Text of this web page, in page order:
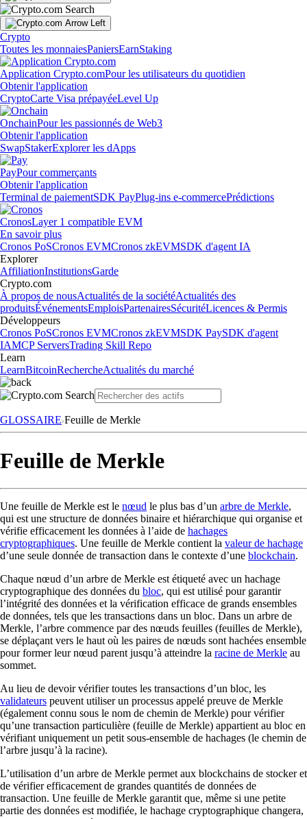
Crypto
Toutes les monnaiesPaniersEarnStaking
Application Crypto.comPour les utilisateurs du quotidien
Obtenir l'application
CryptoCarte Visa prépayéeLevel Up
OnchainPour les passionnés de Web3
Obtenir l'application
SwapStakerExplorer les dApps
PayPour commerçants
Obtenir l'application
Terminal de paiementSDK PayPlug-ins e-commercePrédictions
CronosLayer 1 compatible EVM
En savoir plus
Cronos PoSCronos EVMCronos zkEVMSDK d'agent IA
Explorer
AffiliationInstitutionsGarde
Crypto.com
À propos de nousActualités de la sociétéActualités des
produitsÉvénementsEmploisPartenairesSécuritéLicences & Permis
Développeurs
Cronos PoSCronos EVMCronos zkEVMSDK PaySDK d'agent
IAMCP ServersTrading Skill Repo
Learn
LearnBitcoinRechercheActualités du marché
GLOSSAIRE Feuille de Merkle
Feuille de Merkle
Une feuille de Merkle est le nœud le plus bas d’un arbre de Merkle,
qui est une structure de données binaire et hiérarchique qui organise et
vérifie efficacement les données à l’aide de hachages
cryptographiques. Une feuille de Merkle contient la valeur de hachage
d’une seule donnée de transaction dans le contexte d’une blockchain.
Chaque nœud d’un arbre de Merkle est étiqueté avec un hachage
cryptographique des données du bloc, qui est utilisé pour garantir
l’intégrité des données et la vérification efficace de grands ensembles
de données, tels que les transactions dans un bloc. Dans un arbre de
Merkle, l’arbre commence par des nœuds feuilles (feuilles de Merkle),
se déplaçant vers le haut où les paires de nœuds sont hachées ensemble
pour former leur nœud parent jusqu’à atteindre la racine de Merkle au
sommet.
Au lieu de devoir vérifier toutes les transactions d’un bloc, les
validateurs peuvent utiliser un processus appelé preuve de Merkle
(également connu sous le nom de chemin de Merkle) pour vérifier
qu’une transaction particulière (feuille de Merkle) appartient au bloc en
vérifiant uniquement un petit sous-ensemble de hachages (le chemin de
l’arbre jusqu’à la racine).
L’utilisation d’un arbre de Merkle permet aux blockchains de stocker et
de vérifier efficacement de grandes quantités de données de
transaction. Une feuille de Merkle garantit que, même si une petite
partie des données est modifiée, le hachage cryptographique changera,